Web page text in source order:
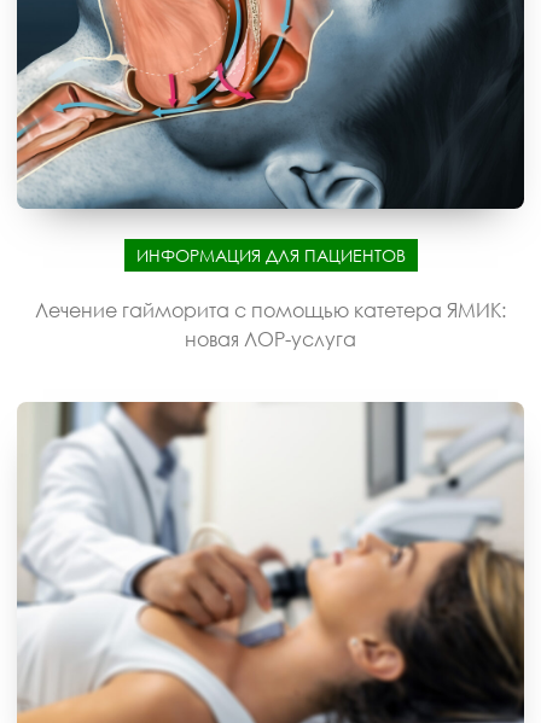
ИНФОРМАЦИЯ ДЛЯ ПАЦИЕНТОВ
Лечение гайморита с помощью катетера ЯМИК:
новая ЛОР-услуга